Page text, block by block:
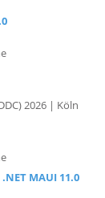
2026 | Köln
MAUI 11.0